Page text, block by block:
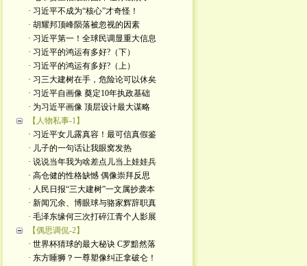
· 习近平不成为“核心”才奇怪！
· 胡耀邦顶峰陨落被忽视的因素
· 习近平第一！全球民调显重大信息
· 习近平的鸿运有多好?（下）
· 习近平的鸿运有多好?（上）
· 习三大建树在手，危险论可以休矣
· 习近平自画像 奠定10年执政基础
· 为习近平画像 顶层设计最大谋略
【人物私事-1】
· 习近平女儿露真容！最可信真假鉴
· 儿子的一句话让我眼窝发热
· 说说当年我为啥差点儿当上娃娃兵
· 高仓健的性格缺憾 偶像崇拜反思
· 人民日报“三大建树”一文属抄袭本
· 新闻冗余、博眼球与骆家辉辞职真
· 毛泽东缘何三次打碎江青个人影展
【偶思调侃-2】
· 世界杯猜球的最大秘诀 C罗黯然落
· 东方睡狮？一尊塑像纠正拿破仑！